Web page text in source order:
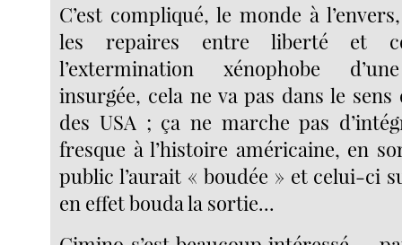
C’est compliqué, le monde à
les repaires entre liberté et
l’extermination xénophobe
insurgée, cela ne va pas dans le
des USA ; ça ne marche pas
fresque à l’histoire américaine, en
public l’aurait « boudée » et celui-ci
en effet bouda la sortie...